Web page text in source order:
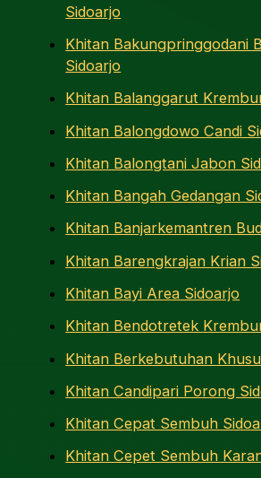
Sidoarjo
Khitan Bakungpringgodani
Sidoarjo
Khitan Balanggarut
Khitan Balongdowo Candi
Khitan Balongtani Jabon
Khitan Bangah Gedangan
Khitan Banjarkemantren
Khitan Barengkrajan Krian
Khitan Bayi Area Sidoarjo
Khitan Bendotretek
Khitan Berkebutuhan
Khitan Candipari Porong
Khitan Cepat Sembuh
Khitan Cepet Sembuh